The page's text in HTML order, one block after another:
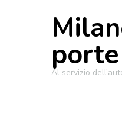
Al servizio